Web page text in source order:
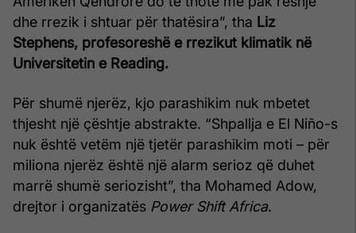
dhe rrezik i shtuar për thatësira”, tha Liz
Stephens, profesoreshë e rrezikut klimatik në
Universitetin e Reading.
Për shumë njerëz, kjo parashikim nuk mbetet
thjesht një çështje abstrakte. “Shpallja e El Niño-s
nuk është vetëm një tjetër parashikim moti – për
miliona njerëz është një alarm serioz që duhet
marrë shumë seriozisht”, tha Mohamed Adow,
drejtor i organizatës Power Shift Africa.